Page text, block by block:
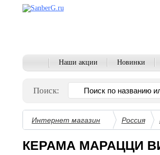
Наши акции Новинки
Поиск:
Интернет магазин Россия
КЕРАМА МАРАЦЦИ